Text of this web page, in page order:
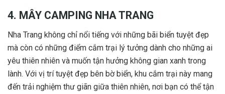
4. MÂY CAMPING NHA TRANG
Nha Trang không chỉ nổi tiếng với những bãi biển tuyệt đẹp
mà còn có những điểm cắm trại lý tưởng dành cho những ai
yêu thiên nhiên và muốn tận hưởng không gian xanh trong
lành. Với vị trí tuyệt đẹp bên bờ biển, khu cắm trại này mang
đến trải nghiệm thư giãn giữa thiên nhiên, nơi bạn có thể tận